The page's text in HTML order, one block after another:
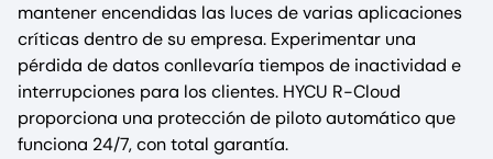
mantener encendidas las luces de varias aplicaciones
críticas dentro de su empresa. Experimentar una
pérdida de datos conllevaría tiempos de inactividad e
interrupciones para los clientes. HYCU R-Cloud
proporciona una protección de piloto automático que
funciona 24/7, con total garantía.